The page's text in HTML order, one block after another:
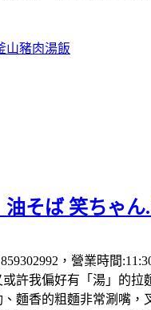
山豬肉湯飯
油そば 笑ちゃ
，營業時間
許我偏好有「湯」的
麵香的粗麵非常涮嘴